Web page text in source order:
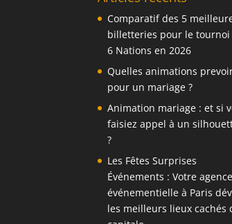
Comparatif des 5
billetteries pour le tournoi
6 Nations en 2026
Quelles animations
pour un mariage ?
Animation mariage : et si
faisiez appel à un
?
Les Fêtes Surprises
Événements : Votre agence
événementielle à Paris
les meilleurs lieux cachés